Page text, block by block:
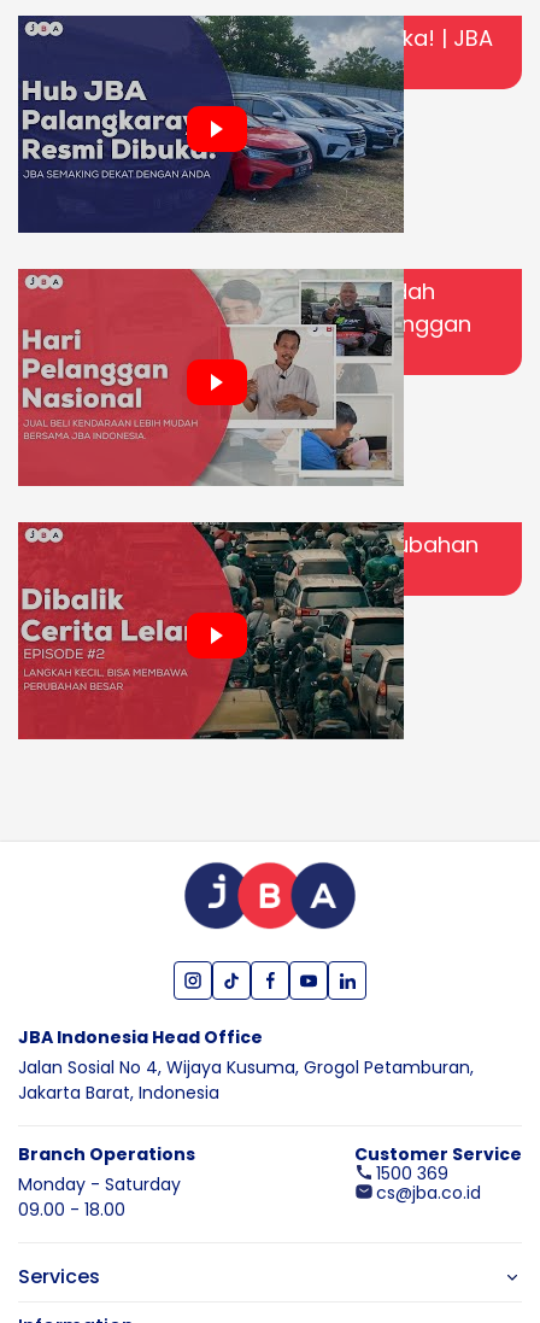
HUB JBA Palangkaraya Resmi Dibuka! | JBA
Semakin Dekat dengan Anda
Jual dan Beli Kendaraan Lebih Mudah
Bersama JBA Indonesia | Hari Pelanggan
Nasional
Langkah Kecil, Bisa Membawa Perubahan
Besar | Di Balik Cerita Lelang eps.2
JBA Indonesia Head Office
Jalan Sosial No 4, Wijaya Kusuma, Grogol Petamburan,
Jakarta Barat, Indonesia
Branch Operations
Monday - Saturday
09.00 - 18.00
Customer Service
1500 369
cs@jba.co.id
Services